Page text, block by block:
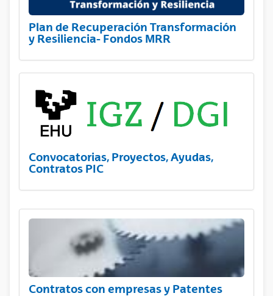
Plan de Recuperación Transformación
y Resiliencia- Fondos MRR
Convocatorias, Proyectos, Ayudas,
Contratos PIC
Contratos con empresas y Patentes